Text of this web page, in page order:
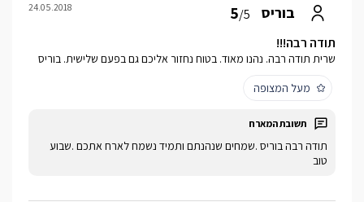
בוריס 5/5
24.05.2018
תודה רבה!!!
שרית תודה רבה. נהנו מאוד. בטוח נחזור אליכם גם בפעם שלישית. בוריס
מעל המצופה
תודה רבה בוריס .שמחים שנהנתם ותמיד נשמח לארח אתכם .שבוע
טוב